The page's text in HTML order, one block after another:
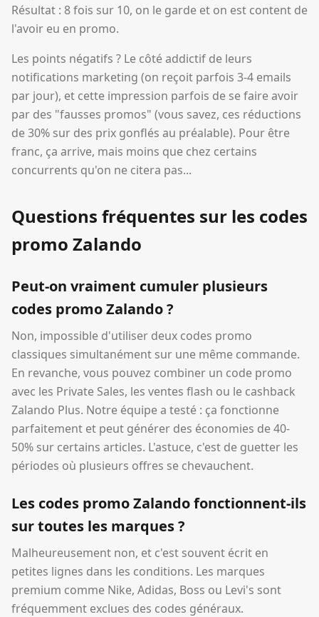
Résultat : 8 fois sur 10, on le garde et on est content de
l'avoir eu en promo.
Les points négatifs ? Le côté addictif de leurs
notifications marketing (on reçoit parfois 3-4 emails
par jour), et cette impression parfois de se faire avoir
par des "fausses promos" (vous savez, ces réductions
de 30% sur des prix gonflés au préalable). Pour être
franc, ça arrive, mais moins que chez certains
concurrents qu'on ne citera pas...
Questions fréquentes sur les codes
promo Zalando
Peut-on vraiment cumuler plusieurs
codes promo Zalando ?
Non, impossible d'utiliser deux codes promo
classiques simultanément sur une même commande.
En revanche, vous pouvez combiner un code promo
avec les Private Sales, les ventes flash ou le cashback
Zalando Plus. Notre équipe a testé : ça fonctionne
parfaitement et peut générer des économies de 40-
50% sur certains articles. L'astuce, c'est de guetter les
périodes où plusieurs offres se chevauchent.
Les codes promo Zalando fonctionnent-ils
sur toutes les marques ?
Malheureusement non, et c'est souvent écrit en
petites lignes dans les conditions. Les marques
premium comme Nike, Adidas, Boss ou Levi's sont
fréquemment exclues des codes généraux.